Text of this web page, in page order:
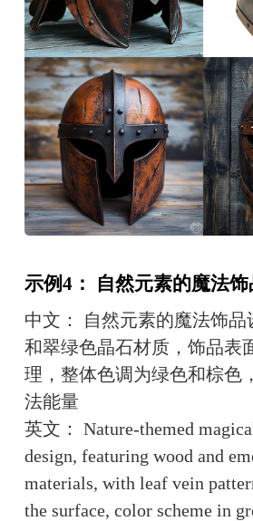
示例4： 自然元素的魔法饰
中文： 自然元素的魔法饰
和翠绿色晶石材质，饰品表
理，整体色调为绿色和棕色
法能量
英文： Nature-themed
design, featuring wood and
materials, with leaf vein
the surface, color scheme in